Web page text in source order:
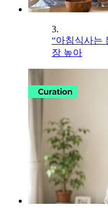
3.
“아침식사는
장 높아